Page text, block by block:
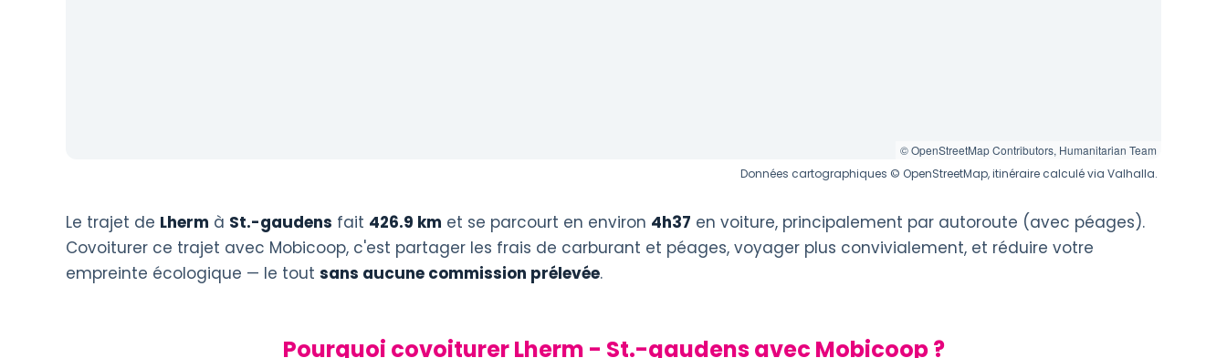
© OpenStreetMap Contributors, Humanitarian Team
Données cartographiques © OpenStreetMap, itinéraire calculé via Valhalla.
Le trajet de Lherm à St.-gaudens fait 426.9 km et se parcourt en environ 4h37 en voiture, principalement par autoroute (avec péages).
Covoiturer ce trajet avec Mobicoop, c'est partager les frais de carburant et péages, voyager plus convivialement, et réduire votre
empreinte écologique — le tout sans aucune commission prélevée.
Pourquoi covoiturer Lherm - St.-gaudens avec Mobicoop ?